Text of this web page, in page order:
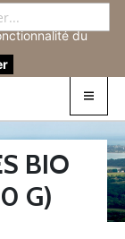
acceptez
des
du
Connexion
BIO
G)